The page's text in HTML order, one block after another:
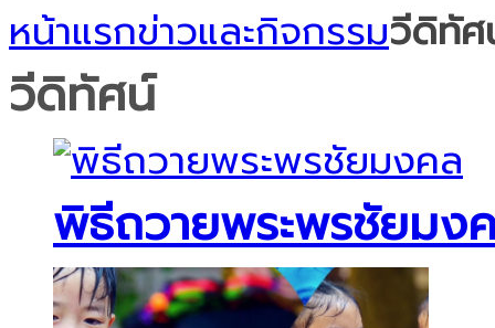
หน้าแรกข่าวและกิจกรรมวีดิทั
วีดิทัศน์
พิธีถวายพระพรชัยมง